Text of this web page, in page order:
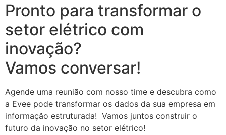
Pronto para transformar o
setor elétrico com
inovação?
Vamos conversar!
Agende uma reunião com nosso time e descubra como
a Evee pode transformar os dados da sua empresa em
informação estruturada! Vamos juntos construir o
futuro da inovação no setor elétrico!